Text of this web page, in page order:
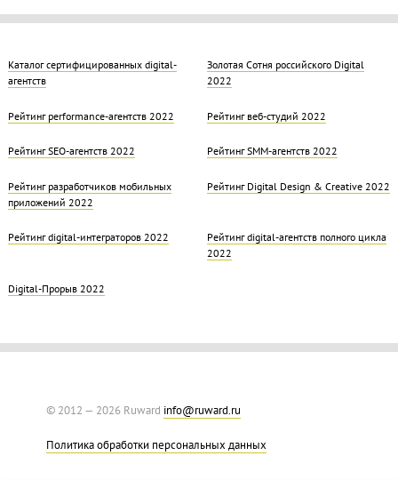
Каталог сертифицированных digital-
агентств
Золотая Cотня российского Digital
2022
Рейтинг performance-агентств 2022 Рейтинг веб-студий 2022
Рейтинг SEO-агентств 2022 Рейтинг SMM-агентств 2022
Рейтинг разработчиков мобильных
приложений 2022
Рейтинг Digital Design & Creative 2022
Рейтинг digital-интеграторов 2022
Рейтинг digital-агентств полного цикла
2022
Digital-Прорыв 2022
© 2012 — 2026 Ruward info@ruward.ru
Политика обработки персональных данных